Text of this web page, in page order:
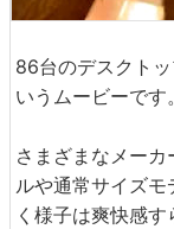
86台のデスクト
いうムービーです。
さまざまなメー
ルや通常サイズ
く様子は爽快感